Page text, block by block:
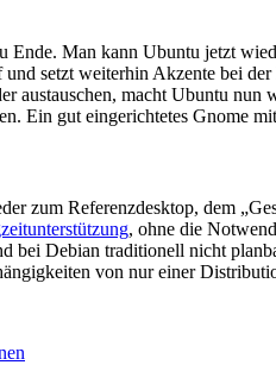
Ende. Man kann Ubuntu jetzt
setzt weiterhin Akzente bei
austauschen, macht Ubuntu nun
Ein gut eingerichtetes Gnome
zum Referenzdesktop, dem
, ohne die
bei Debian traditionell nicht
von nur einer